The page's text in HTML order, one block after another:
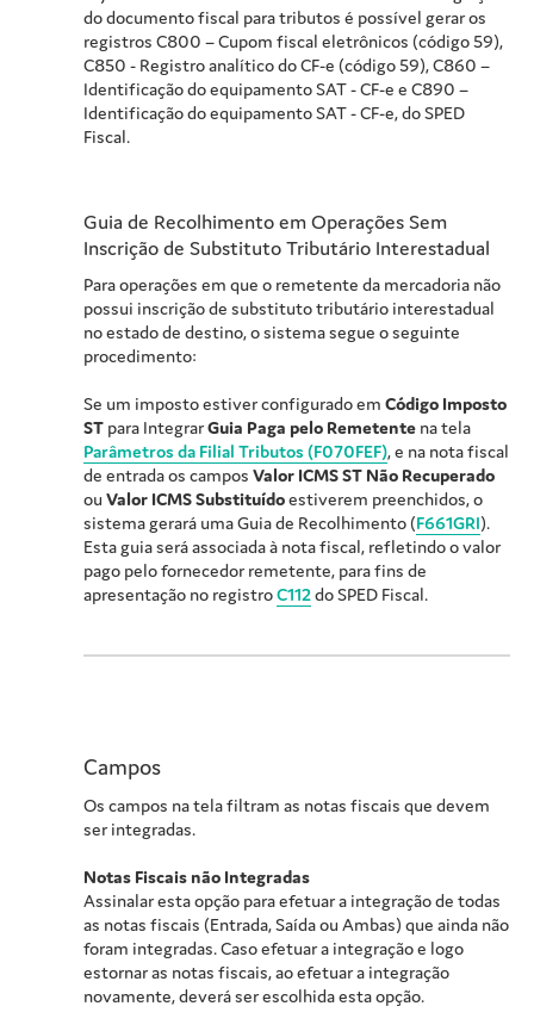
do documento fiscal para tributos é possível gerar os
registros C800 – Cupom fiscal eletrônicos (código 59),
C850 - Registro analítico do CF-e (código 59), C860 –
Identificação do equipamento SAT - CF-e e C890 –
Identificação do equipamento SAT - CF-e, do SPED
Fiscal.
Guia de Recolhimento em Operações Sem
Inscrição de Substituto Tributário Interestadual
Para operações em que o remetente da mercadoria não
possui inscrição de substituto tributário interestadual
no estado de destino, o sistema segue o seguinte
procedimento:
Se um imposto estiver configurado em Código Imposto
ST para IntegrarGuia Paga pelo Remetente na tela
Parâmetros da Filial Tributos (F070FEF), e na nota fiscal
de entrada os campos Valor ICMS ST Não Recuperado
ou Valor ICMS Substituídoestiverem preenchidos, o
sistema gerará uma Guia de Recolhimento (F661GRI).
Esta guia será associada à nota fiscal, refletindo o valor
pago pelo fornecedor remetente, para fins de
apresentação no registroC112do SPED Fiscal.
Campos
Os campos na tela filtram as notas fiscais que devem
ser integradas.
Notas Fiscais não Integradas
Assinalar esta opção para efetuar a integração de todas
as notas fiscais (Entrada, Saída ou Ambas) que ainda não
foram integradas. Caso efetuar a integração e logo
estornar as notas fiscais, ao efetuar a integração
novamente, deverá ser escolhida esta opção.